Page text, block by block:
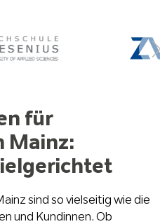
für
Mainz:
sind so vielseitig wie die
und Kundinnen. Ob